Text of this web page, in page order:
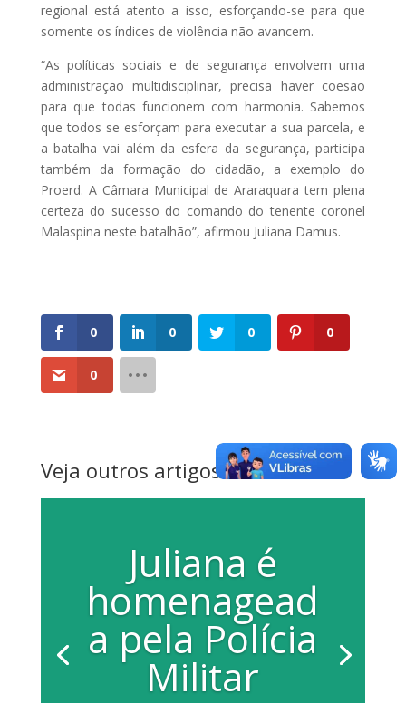
regional está atento a isso, esforçando-se para que
somente os índices de violência não avancem.
“As políticas sociais e de segurança envolvem uma
administração multidisciplinar, precisa haver coesão
para que todas funcionem com harmonia. Sabemos
que todos se esforçam para executar a sua parcela, e
a batalha vai além da esfera da segurança, participa
também da formação do cidadão, a exemplo do
Proerd. A Câmara Municipal de Araraquara tem plena
certeza do sucesso do comando do tenente coronel
Malaspina neste batalhão”, afirmou Juliana Damus.
0 0 0 0
0
Veja outros artigos
Juliana é
homenagead
a pela Polícia
Militar